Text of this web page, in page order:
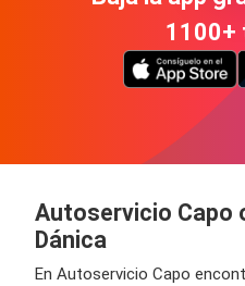
1100+
Autoservicio Capo
Dánica
En Autoservicio Capo